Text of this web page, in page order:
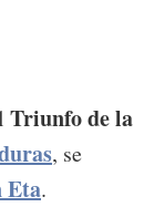
Triunfo de la
, se
Eta.